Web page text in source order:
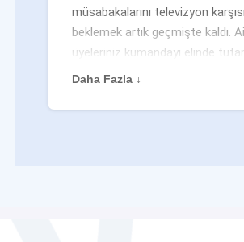
müsabakalarını televizyon
beklemek artık geçmişte kaldı.
üyeleriniz kumandayı elinde
veya siz evden uzaktayken bile
değilsiniz. Geleneksel yayıncılığın
Daha Fazla ↓